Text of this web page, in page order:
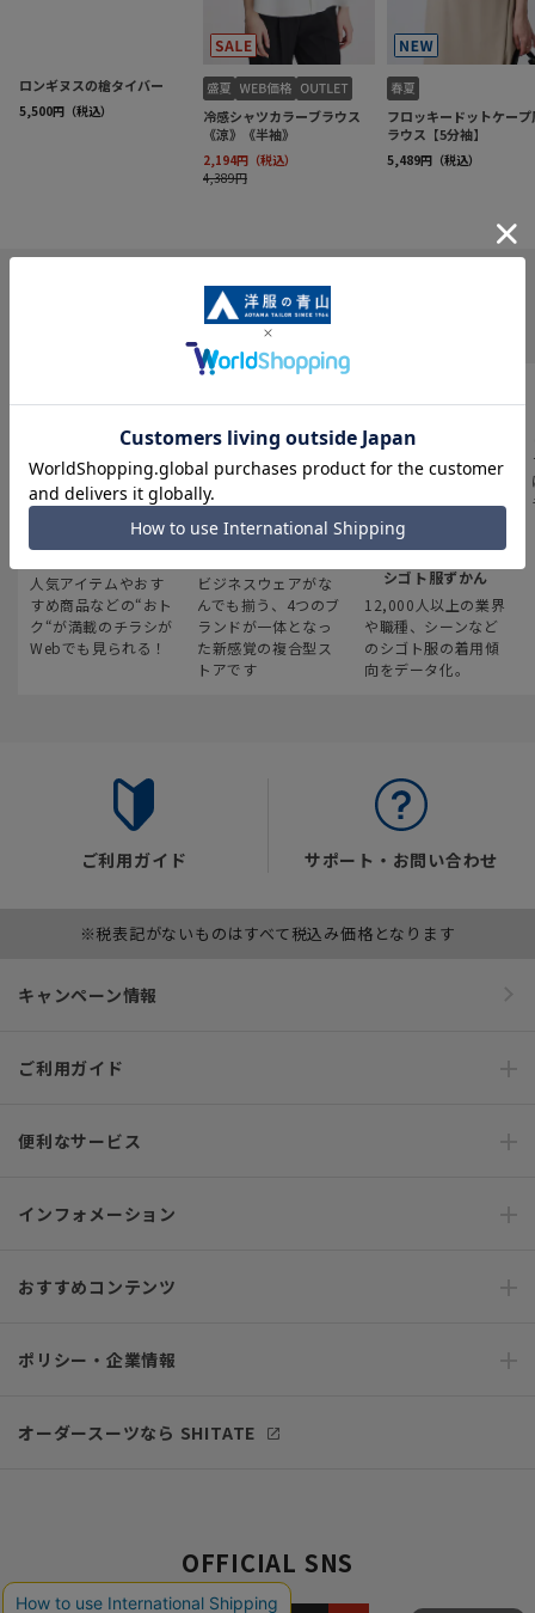
INFORMATION
最新のお買い得情報
人気アイテムやおす
すめ商品などの“おト
ク“が満載のチラシが
Webでも見られる！
スーツスクエア
ビジネスウェアがな
んでも揃う、4つのブ
ランドが一体となっ
た新感覚の複合型ス
トアです
みんなの
シゴト服ずかん
12,000人以上の業界
や職種、シーンなど
のシゴト服の着用傾
向をデータ化。
ご利用ガイド サポート・お問い合わせ
※税表記がないものはすべて税込み価格となります
キャンペーン情報
ご利用ガイド
便利なサービス
インフォメーション
おすすめコンテンツ
ポリシー・企業情報
オーダースーツなら SHITATE
OFFICIAL SNS